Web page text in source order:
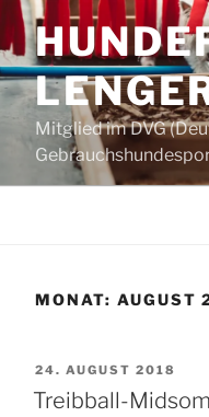
Zum
Inhalt
springen
Mitglied im DVG
MONAT: AUGUST
VERÖFFENTLICHT
AM
24. AUGUST 2018
Treibball-